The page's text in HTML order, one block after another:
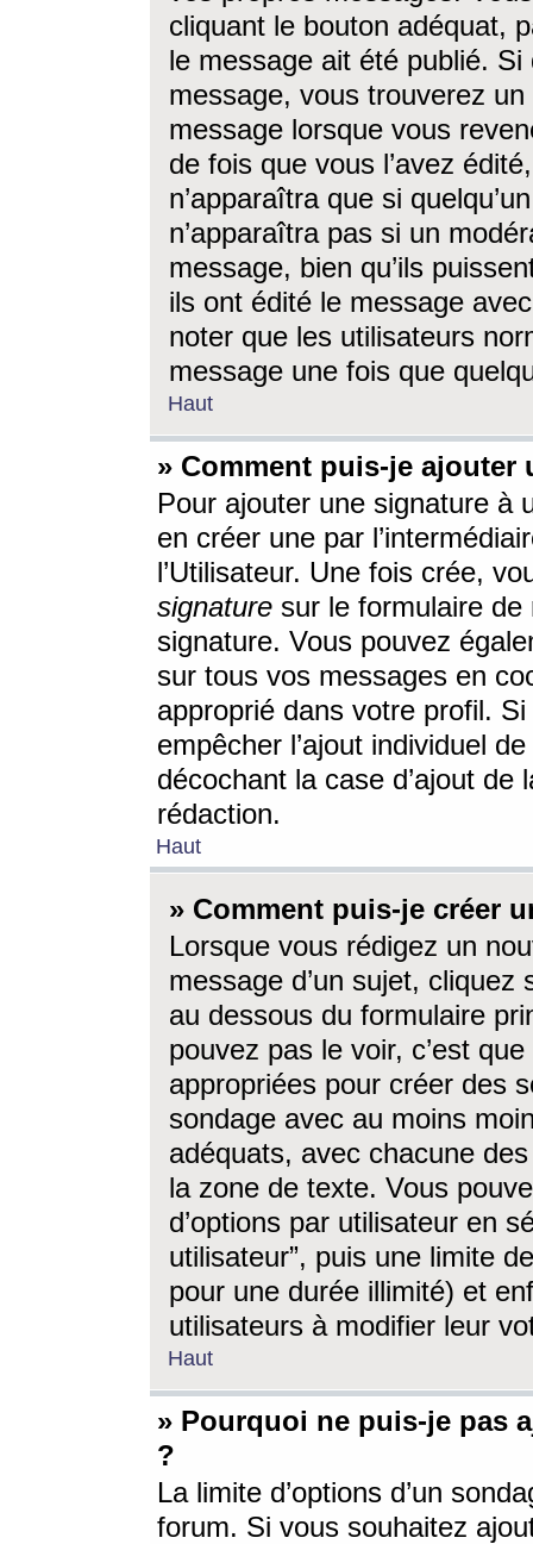
cliquant le bouton adéquat,
le message ait été publié. Si
message, vous trouverez
message lorsque vous
de fois que vous l’avez
n’apparaîtra que si
n’apparaîtra pas si un
message, bien qu’ils
ils ont édité le message
noter que les utilisateurs
message une fois que
Haut
» Comment puis-je ajouter
Pour ajouter une signature à
en créer une par
l’Utilisateur. Une fois crée,
signature sur le formulaire de
signature. Vous pouvez
sur tous vos messages en
approprié dans votre profil.
empêcher l’ajout individuel
décochant la case d’ajout
rédaction.
Haut
» Comment puis-je créer
Lorsque vous rédigez un
message d’un sujet, cliquez
au dessous du formulaire
pouvez pas le voir, c’est
appropriées pour créer des
sondage avec au moins
adéquats, avec chacune
la zone de texte. Vous
d’options par utilisateur en
utilisateur”, puis une limite
pour une durée illimité) et
utilisateurs à modifier leur
Haut
» Pourquoi ne puis-je pas
?
La limite d’options d’un
forum. Si vous souhaitez